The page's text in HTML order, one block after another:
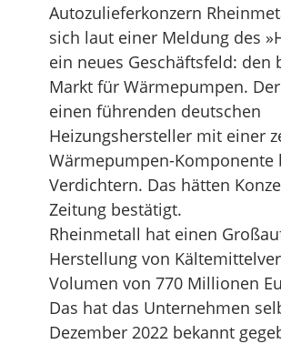
Autozulieferkonzern
sich laut einer Meldung des
ein neues Geschäftsfeld: den
Markt für Wärmepumpen.
einen führenden deutschen
Heizungshersteller mit einer
Wärmepumpen-Komponente
Verdichtern. Das hätten
Zeitung bestätigt.
Rheinmetall hat einen
Herstellung von
Volumen von 770 Millionen
Das hat das Unternehmen
Dezember 2022 bekannt